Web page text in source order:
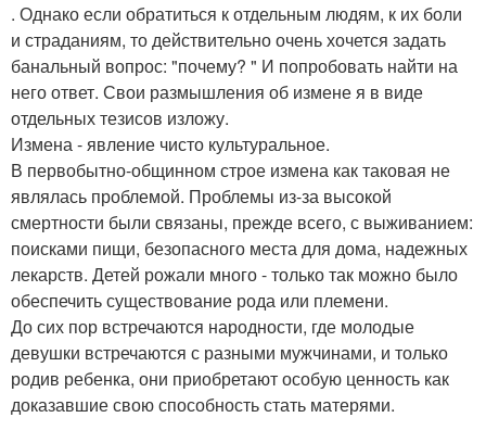
. Однако если обратиться к отдельным людям, к их боли
и страданиям, то действительно очень хочется задать
банальный вопрос: "почему? " И попробовать найти на
него ответ. Свои размышления об измене я в виде
отдельных тезисов изложу.
Измена - явление чисто культуральное.
В первобытно-общинном строе измена как таковая не
являлась проблемой. Проблемы из-за высокой
смертности были связаны, прежде всего, с выживанием:
поисками пищи, безопасного места для дома, надежных
лекарств. Детей рожали много - только так можно было
обеспечить существование рода или племени.
До сих пор встречаются народности, где молодые
девушки встречаются с разными мужчинами, и только
родив ребенка, они приобретают особую ценность как
доказавшие свою способность стать матерями.